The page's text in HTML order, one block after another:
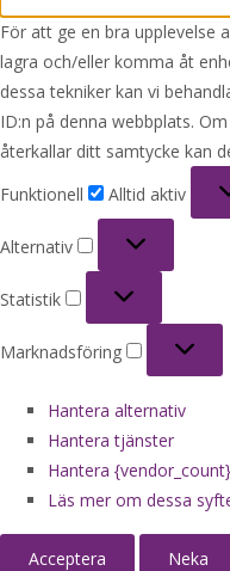
För att ge en bra upplevelse
lagra och/eller komma åt
dessa tekniker kan vi
ID:n på denna webbplats.
återkallar ditt samtycke kan
Funktionell
Alltid aktiv
Alternativ
Statistik
Marknadsföring
Hantera alternativ
Hantera tjänster
Hantera
Läs mer om dessa
Acceptera Neka